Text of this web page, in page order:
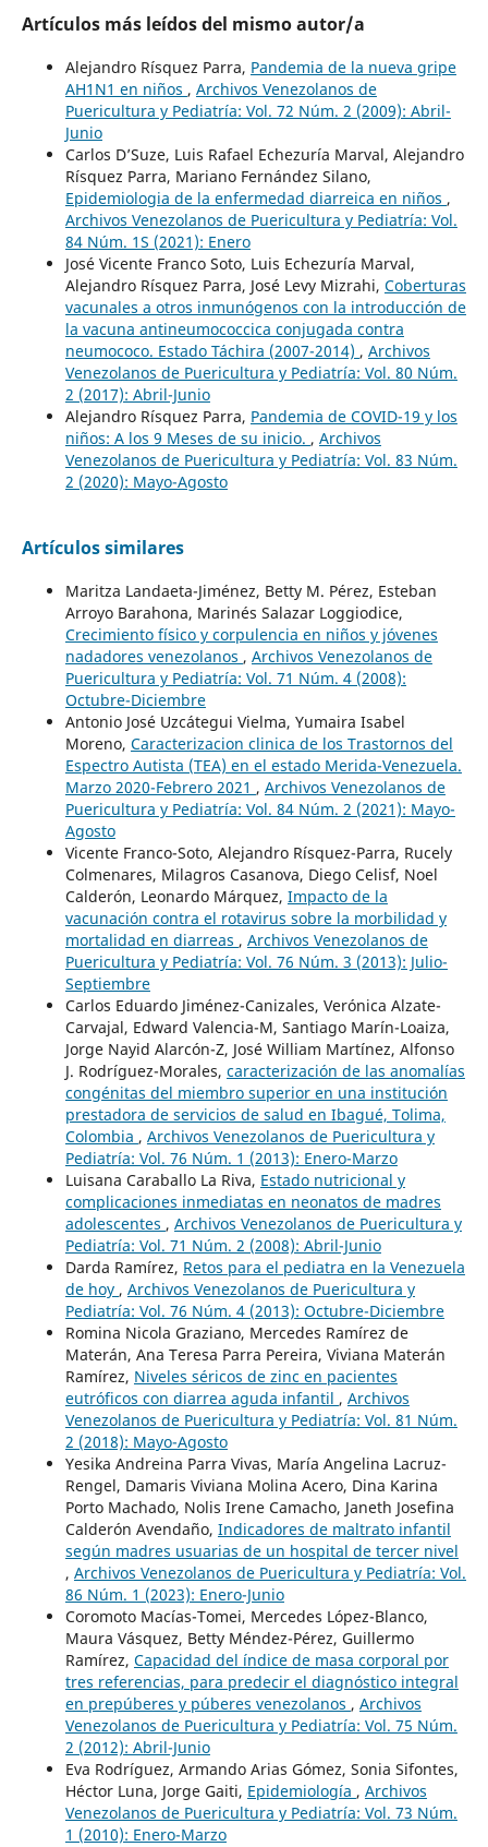
Artículos más leídos del mismo autor/a
Alejandro Rísquez Parra, Pandemia de la nueva gripe
AH1N1 en niños , Archivos Venezolanos de
Puericultura y Pediatría: Vol. 72 Núm. 2 (2009): Abril-
Junio
Carlos D’Suze, Luis Rafael Echezuría Marval, Alejandro
Rísquez Parra, Mariano Fernández Silano,
Epidemiologia de la enfermedad diarreica en niños ,
Archivos Venezolanos de Puericultura y Pediatría: Vol.
84 Núm. 1S (2021): Enero
José Vicente Franco Soto, Luis Echezuría Marval,
Alejandro Rísquez Parra, José Levy Mizrahi, Coberturas
vacunales a otros inmunógenos con la introducción de
la vacuna antineumococcica conjugada contra
neumococo. Estado Táchira (2007-2014) , Archivos
Venezolanos de Puericultura y Pediatría: Vol. 80 Núm.
2 (2017): Abril-Junio
Alejandro Rísquez Parra, Pandemia de COVID-19 y los
niños: A los 9 Meses de su inicio. , Archivos
Venezolanos de Puericultura y Pediatría: Vol. 83 Núm.
2 (2020): Mayo-Agosto
Artículos similares
Maritza Landaeta-Jiménez, Betty M. Pérez, Esteban
Arroyo Barahona, Marinés Salazar Loggiodice,
Crecimiento físico y corpulencia en niños y jóvenes
nadadores venezolanos , Archivos Venezolanos de
Puericultura y Pediatría: Vol. 71 Núm. 4 (2008):
Octubre-Diciembre
Antonio José Uzcátegui Vielma, Yumaira Isabel
Moreno, Caracterizacion clinica de los Trastornos del
Espectro Autista (TEA) en el estado Merida-Venezuela.
Marzo 2020-Febrero 2021 , Archivos Venezolanos de
Puericultura y Pediatría: Vol. 84 Núm. 2 (2021): Mayo-
Agosto
Vicente Franco-Soto, Alejandro Rísquez-Parra, Rucely
Colmenares, Milagros Casanova, Diego Celisf, Noel
Calderón, Leonardo Márquez, Impacto de la
vacunación contra el rotavirus sobre la morbilidad y
mortalidad en diarreas , Archivos Venezolanos de
Puericultura y Pediatría: Vol. 76 Núm. 3 (2013): Julio-
Septiembre
Carlos Eduardo Jiménez-Canizales, Verónica Alzate-
Carvajal, Edward Valencia-M, Santiago Marín-Loaiza,
Jorge Nayid Alarcón-Z, José William Martínez, Alfonso
J. Rodríguez-Morales, caracterización de las anomalías
congénitas del miembro superior en una institución
prestadora de servicios de salud en Ibagué, Tolima,
Colombia , Archivos Venezolanos de Puericultura y
Pediatría: Vol. 76 Núm. 1 (2013): Enero-Marzo
Luisana Caraballo La Riva, Estado nutricional y
complicaciones inmediatas en neonatos de madres
adolescentes , Archivos Venezolanos de Puericultura y
Pediatría: Vol. 71 Núm. 2 (2008): Abril-Junio
Darda Ramírez, Retos para el pediatra en la Venezuela
de hoy , Archivos Venezolanos de Puericultura y
Pediatría: Vol. 76 Núm. 4 (2013): Octubre-Diciembre
Romina Nicola Graziano, Mercedes Ramírez de
Materán, Ana Teresa Parra Pereira, Viviana Materán
Ramírez, Niveles séricos de zinc en pacientes
eutróficos con diarrea aguda infantil , Archivos
Venezolanos de Puericultura y Pediatría: Vol. 81 Núm.
2 (2018): Mayo-Agosto
Yesika Andreina Parra Vivas, María Angelina Lacruz-
Rengel, Damaris Viviana Molina Acero, Dina Karina
Porto Machado, Nolis Irene Camacho, Janeth Josefina
Calderón Avendaño, Indicadores de maltrato infantil
según madres usuarias de un hospital de tercer nivel
, Archivos Venezolanos de Puericultura y Pediatría: Vol.
86 Núm. 1 (2023): Enero-Junio
Coromoto Macías-Tomei, Mercedes López-Blanco,
Maura Vásquez, Betty Méndez-Pérez, Guillermo
Ramírez, Capacidad del índice de masa corporal por
tres referencias, para predecir el diagnóstico integral
en prepúberes y púberes venezolanos , Archivos
Venezolanos de Puericultura y Pediatría: Vol. 75 Núm.
2 (2012): Abril-Junio
Eva Rodríguez, Armando Arias Gómez, Sonia Sifontes,
Héctor Luna, Jorge Gaiti, Epidemiología , Archivos
Venezolanos de Puericultura y Pediatría: Vol. 73 Núm.
1 (2010): Enero-Marzo